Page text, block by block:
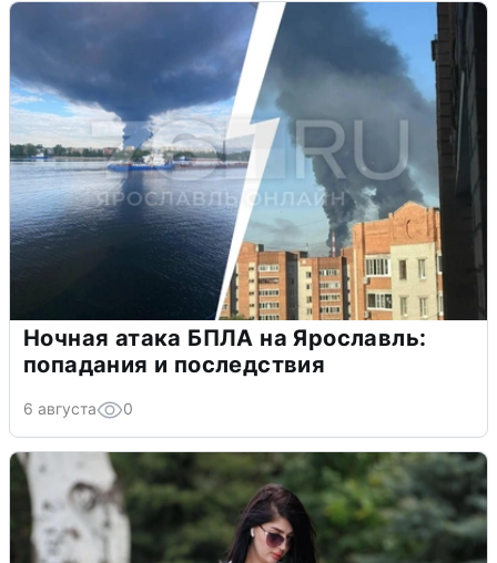
Ночная атака БПЛА на Ярославль:
попадания и последствия
6 августа 0